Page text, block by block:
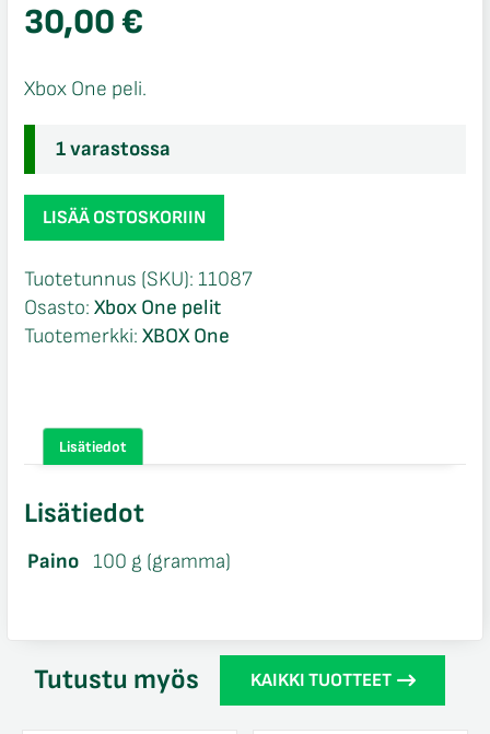
30,00€
Xbox One peli.
1 varastossa
Guitar
Hero
Xbox
One
määrä
LISÄÄ OSTOSKORIIN
Tuotetunnus (SKU): 11087
Osasto: Xbox One pelit
Tuotemerkki: XBOX One
Lisätiedot
Lisätiedot
Paino 100 g (gramma)
Tutustu myös KAIKKI TUOTTEET